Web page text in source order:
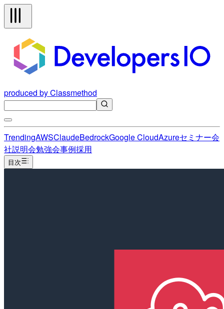
produced by Classmethod
TrendingAWSClaudeBedrockGoogle CloudAzureセミナー会
社説明会勉強会事例採用
目次